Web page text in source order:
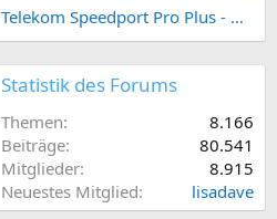
Telekom Speedport Pro Plus - Netzwerk einrichten
Statistik des Forums
Themen
8.166
Beiträge
80.541
Mitglieder
8.915
Neuestes Mitglied
lisadave